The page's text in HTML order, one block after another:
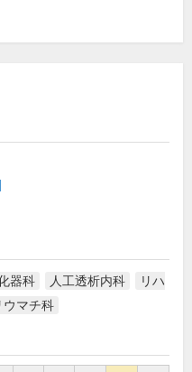
器科 人工透析内科
リハ
ウマチ科